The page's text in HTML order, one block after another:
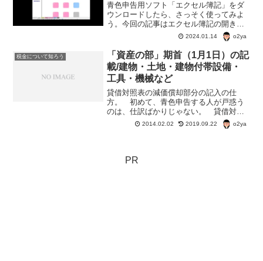
青色申告用ソフト「エクセル簿記」をダ
ウンロードしたら、さっそく使ってみよ
う。今回の記事はエクセル簿記の開き方
と保存の方法。ちなみに、我が家では
MicrosoftのExcelは使ってないので、
OpenOfficeCalcでの利用になる。
2024.01.14 o2ya
税金について知ろう
「資産の部」期首（1月1日）の記
載/建物・土地・建物付帯設備・
工具・機械など
貸借対照表の減価償却部分の記入の仕
方。 初めて、青色申告する人が戸惑う
のは、仕訳ばかりじゃない。 貸借対照
表も戸惑うことのひとつ。 特に、土
地・建物・建物付帯設備などの項目の期
2014.02.02 2019.09.22 o2ya
PR